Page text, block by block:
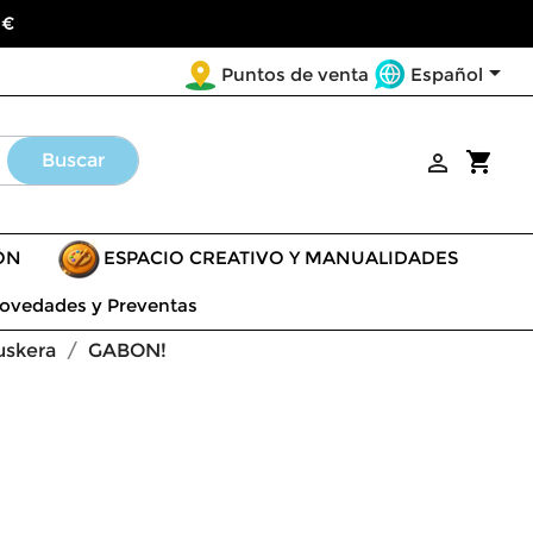
Puntos de venta Español
Buscar shopping_cart

ESPACIO CREATIVO Y MANUALIDADES
y Preventas
GABON!